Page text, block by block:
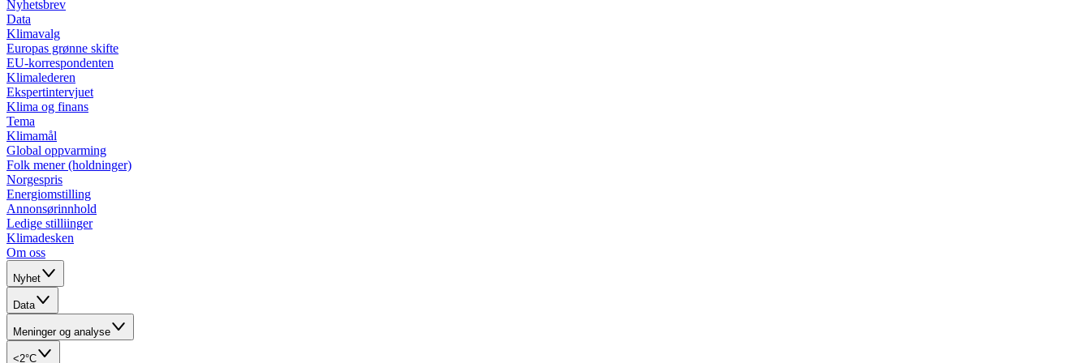
Nyhetsbrev
Data
Klimavalg
Europas grønne skifte
EU-korrespondenten
Klimalederen
Ekspertintervjuet
Klima og finans
Tema
Klimamål
Global oppvarming
Folk mener (holdninger)
Norgespris
Energiomstilling
Annonsørinnhold
Ledige stilliinger
Klimadesken
Om oss
Nyhet
Data
Meninger og analyse
<2°C